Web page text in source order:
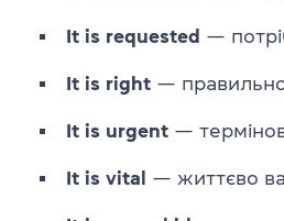
It is requested —
It is right —
It is urgent —
It is vital — життєво